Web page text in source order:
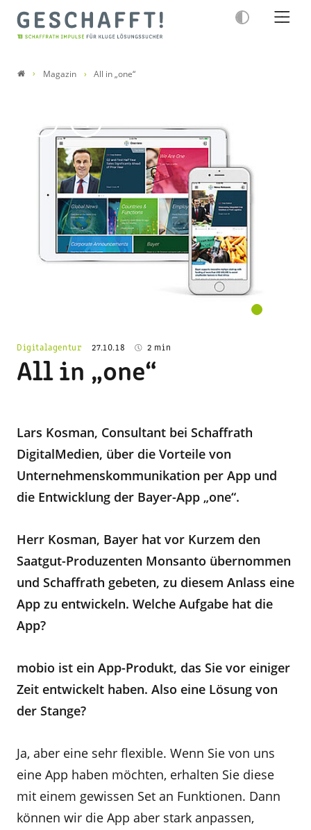
Magazin All in „one“
Digitalagentur 27.10.18 2 min
All in „one“
Lars Kosman, Consultant bei Schaffrath
DigitalMedien, über die Vorteile von
Unternehmenskommunikation per App und
die Entwicklung der Bayer-App „one“.
Herr Kosman, Bayer hat vor Kurzem den
Saatgut-Produzenten Monsanto übernommen
und Schaffrath gebeten, zu diesem Anlass eine
App zu entwickeln. Welche Aufgabe hat die
App?
mobio ist ein App-Produkt, das Sie vor einiger
Zeit entwickelt haben. Also eine Lösung von
der Stange?
Ja, aber eine sehr flexible. Wenn Sie von uns
eine App haben möchten, erhalten Sie diese
mit einem gewissen Set an Funktionen. Dann
können wir die App aber stark anpassen,